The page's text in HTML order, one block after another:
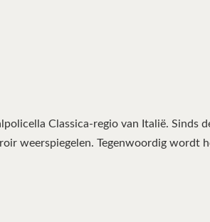
Classica-regio van Italië.
weerspiegelen. Tegenwoordig wordt